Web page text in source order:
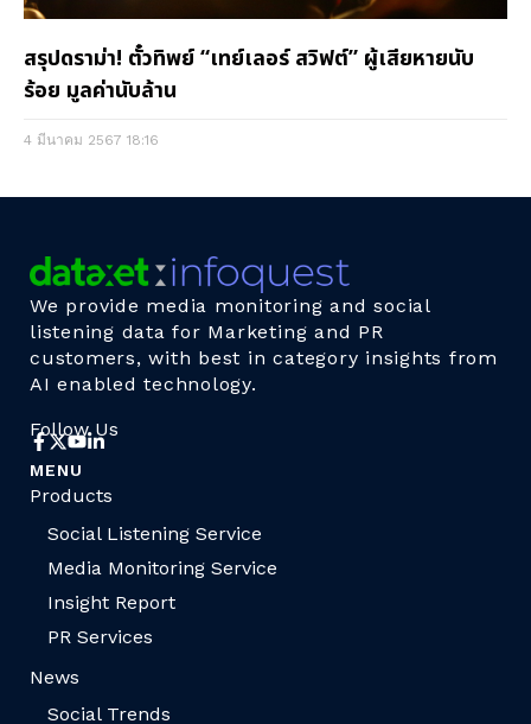
สรุปดราม่า! ตั๋วทิพย์ “เทย์เลอร์ สวิฟต์” ผู้เสียหายนับ
ร้อย มูลค่านับล้าน
4 มีนาคม 2567 18:16
We provide media monitoring and social
listening data for Marketing and PR
customers, with best in category insights from
AI enabled technology.
Follow Us
MENU
Products
Social Listening Service
Media Monitoring Service
Insight Report
PR Services
News
Social Trends